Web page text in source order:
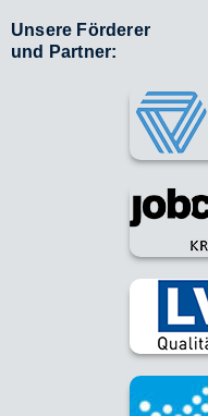
Unsere Förderer
und Partner: